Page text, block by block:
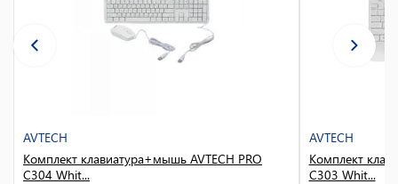
AVTECH
Комплект клавиатура+мышь AVTECH PRO
C304 Whit...
AVTECH
Комплект
C303 Whit...